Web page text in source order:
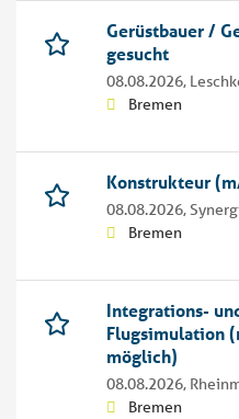
Gerüstbauer /
gesucht
08.08.2026,
Bremen
Konstrukteur
08.08.2026,
Bremen
Integrations-
Flugsimulation
möglich)
08.08.2026,
Bremen